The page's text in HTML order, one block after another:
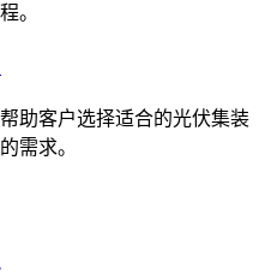
。
助客户选择适合的光伏集装
需求。